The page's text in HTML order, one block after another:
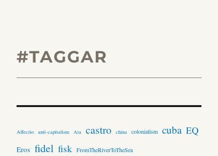
#TAGGAR
Affectio anti-capitalism Ata castro china colonialism cuba EQ
Eros fidel fisk FromTheRiverToTheSea